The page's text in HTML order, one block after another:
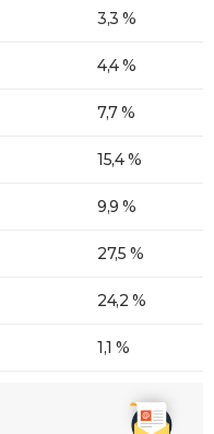
3,3 %
4,4 %
7,7 %
15,4 %
9,9 %
27,5 %
24,2 %
1,1 %